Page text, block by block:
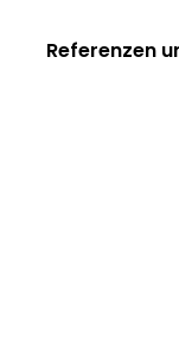
Referenzen